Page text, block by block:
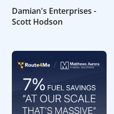
Damian's Enterprises -
Scott Hodson